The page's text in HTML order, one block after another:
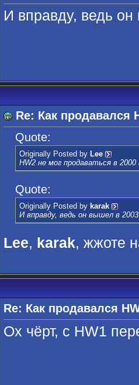
И вправду, ведь
Re: Как продавался
Quote:
Originally Posted by Lee
HW2 не мог продаваться в
Quote:
Originally Posted by karak
И вправду, ведь он вышел в
Lee, karak, жжоте
Re: Как продавался
Ох чёрт, с HW1